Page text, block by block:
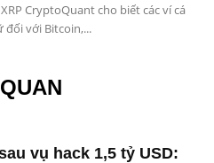
CryptoQuant cho biết các ví cá
đối với Bitcoin,...
vụ hack 1,5 tỷ USD: